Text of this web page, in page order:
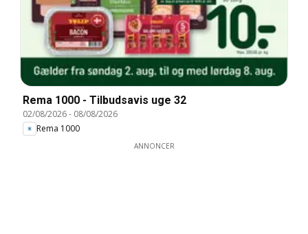
Rema 1000 - Tilbudsavis uge 32
02/08/2026- 08/08/2026
Rema 1000
ANNONCER